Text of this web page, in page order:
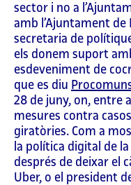
sector i no a
amb l’Ajuntament
secretaria de
els donem suport
esdeveniment de
que es diu
28 de juny, on, entre
mesures contra
giratòries. Com a
la política digital de
després de deixar el
Uber, o el president